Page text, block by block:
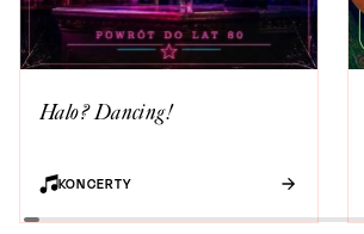
Halo? Dancing!
KONCERTY